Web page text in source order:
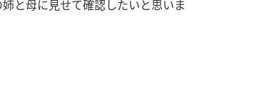
と母に見せて確認したいと思いま